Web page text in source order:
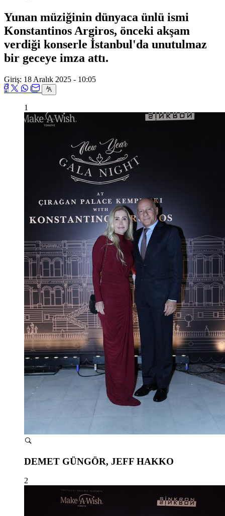
Yunan müziğinin dünyaca ünlü ismi
Konstantinos Argiros, önceki akşam
verdiği konserle İstanbul'da unutulmaz
bir geceye imza attı.
Giriş: 18 Aralık 2025 - 10:05
1
DEMET GÜNGÖR, JEFF HAKKO
2